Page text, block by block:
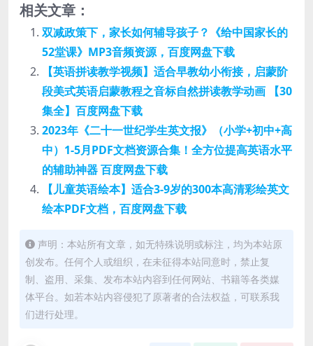
相关文章：
双减政策下，家长如何辅导孩子？《给中国家长的
52堂课》MP3音频资源，百度网盘下载
【英语拼读教学视频】适合早教幼小衔接，启蒙阶
段美式英语启蒙教程之音标自然拼读教学动画 【30
集全】百度网盘下载
2023年《二十一世纪学生英文报》（小学+初中+高
中）1-5月PDF文档资源合集！全方位提高英语水平
的辅助神器 百度网盘下载
【儿童英语绘本】适合3-9岁的300本高清彩绘英文
绘本PDF文档，百度网盘下载
声明：本站所有文章，如无特殊说明或标注，均为本站原
创发布。任何个人或组织，在未征得本站同意时，禁止复
制、盗用、采集、发布本站内容到任何网站、书籍等各类媒
体平台。如若本站内容侵犯了原著者的合法权益，可联系我
们进行处理。